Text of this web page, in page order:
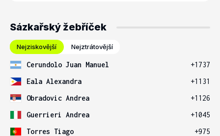
Sázkařský žebříček
Nejziskovější Nejztrátovější
Cerundolo Juan Manuel
+1737
Eala Alexandra
+1131
Obradovic Andrea
+1126
Guerrieri Andrea
+1045
Torres Tiago
+975